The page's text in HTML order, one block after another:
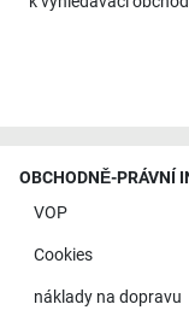
OBCHODNĚ-PRÁVNÍ
VOP
Cookies
náklady na dopravu